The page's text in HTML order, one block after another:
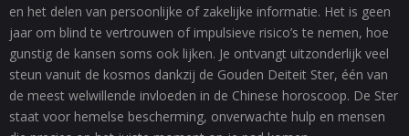
en het delen van persoonlijke of zakelijke informatie. Het is geen
jaar om blind te vertrouwen of impulsieve risico’s te nemen, hoe
gunstig de kansen soms ook lijken. Je ontvangt uitzonderlijk veel
steun vanuit de kosmos dankzij de Gouden Deiteit Ster, één van
de meest welwillende invloeden in de Chinese horoscoop. De Ster
staat voor hemelse bescherming, onverwachte hulp en mensen